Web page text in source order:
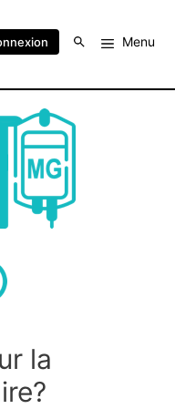
Menu
la